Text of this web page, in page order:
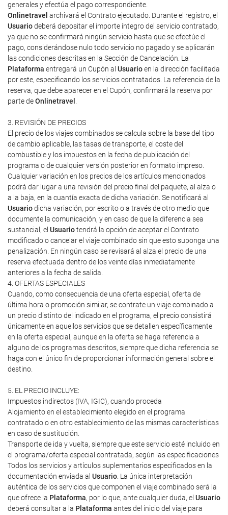
generales y efectúa el pago correspondiente.
Onlinetravel archivará el Contrato ejecutado. Durante el registro, el
Usuariodeberá depositar el importe íntegro del servicio contratado,
ya que no se confirmará ningún servicio hasta que se efectúe el
pago, considerándose nulo todo servicio no pagado y se aplicarán
las condiciones descritas en la Sección de Cancelación. La
Plataforma entregará un Cupón al Usuarioen la dirección facilitada
por este, especificando los servicios contratados. La referencia de la
reserva, que debe aparecer en el Cupón, confirmará la reserva por
parte deOnlinetravel
3. REVISIÓN DE PRECIOS
El precio de los viajes combinados se calcula sobre la base del tipo
de cambio aplicable, las tasas de transporte, el coste del
combustible y los impuestos en la fecha de publicación del
programa o de cualquier versión posterior en formato impreso.
Cualquier variación en los precios de los artículos mencionados
podrá dar lugar a una revisión del precio final del paquete, al alza o
a la baja, en la cuantía exacta de dicha variación. Se notificará al
Usuariodicha variación, por escrito o a través de otro medio que
documente la comunicación, y en caso de que la diferencia sea
sustancial, el Usuariotendrá la opción de aceptar el Contrato
modificado o cancelar el viaje combinado sin que esto suponga una
penalización. En ningún caso se revisará al alza el precio de una
reserva efectuada dentro de los veinte días inmediatamente
anteriores a la fecha de salida.
4. OFERTAS ESPECIALES
Cuando, como consecuencia de una oferta especial, oferta de
última hora o promoción similar, se contrate un viaje combinado a
un precio distinto del indicado en el programa, el precio consistirá
únicamente en aquellos servicios que se detallen específicamente
en la oferta especial, aunque en la oferta se haga referencia a
alguno de los programas descritos, siempre que dicha referencia se
haga con el único fin de proporcionar información general sobre el
destino.
5. EL PRECIO INCLUYE:
Impuestos indirectos (IVA, IGIC), cuando proceda
Alojamiento en el establecimiento elegido en el programa
contratado o en otro establecimiento de las mismas características
en caso de sustitución.
Transporte de ida y vuelta, siempre que este servicio esté incluido en
el programa/oferta especial contratada, según las especificaciones
Todos los servicios y artículos suplementarios especificados en la
documentación enviada al Usuario . La única interpretación
auténtica de los servicios que componen el viaje combinado será la
que ofrece la Plataforma, por lo que, ante cualquier duda, el Usuario
deberá consultar a la Plataforma antes del inicio del viaje para